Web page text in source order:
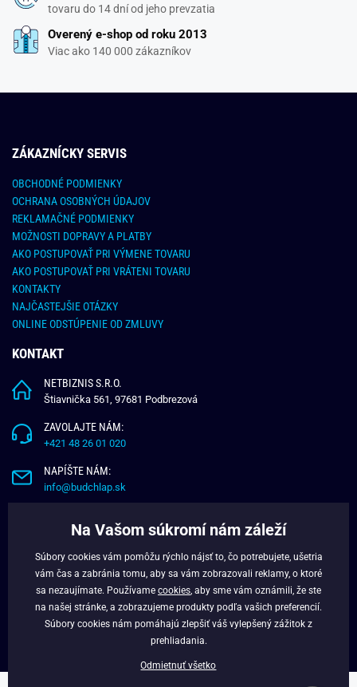
tovaru do 14 dní od jeho prevzatia
Overený e-shop od roku 2013
Viac ako 140 000 zákazníkov
ZÁKAZNÍCKY SERVIS
OBCHODNÉ PODMIENKY
OCHRANA OSOBNÝCH ÚDAJOV
REKLAMAČNÉ PODMIENKY
MOŽNOSTI DOPRAVY A PLATBY
AKO POSTUPOVAŤ PRI VÝMENE TOVARU
AKO POSTUPOVAŤ PRI VRÁTENI TOVARU
KONTAKTY
NAJČASTEJŠIE OTÁZKY
ONLINE ODSTÚPENIE OD ZMLUVY
KONTAKT
NETBIZNIS S.R.O.
Štiavnička 561, 97681 Podbrezová
ZAVOLAJTE NÁM:
+421 48 26 01 020
NAPÍŠTE NÁM:
info@budchlap.sk
VERNOSTNÝ PROGRAM
FACEBOOK
Na Vašom súkromí nám záleží
Súbory cookies vám pomôžu rýchlo nájsť to, čo potrebujete, ušetria
vám čas a zabránia tomu, aby sa vám zobrazovali reklamy, o ktoré
sa nezaujímate. Používame cookies , aby sme vám oznámili, že ste
na našej stránke, a zobrazujeme produkty podľa vašich preferencií.
Súbory cookies nám pomáhajú zlepšiť váš vylepšený zážitok z
prehliadania.
Odmietnuť všetko